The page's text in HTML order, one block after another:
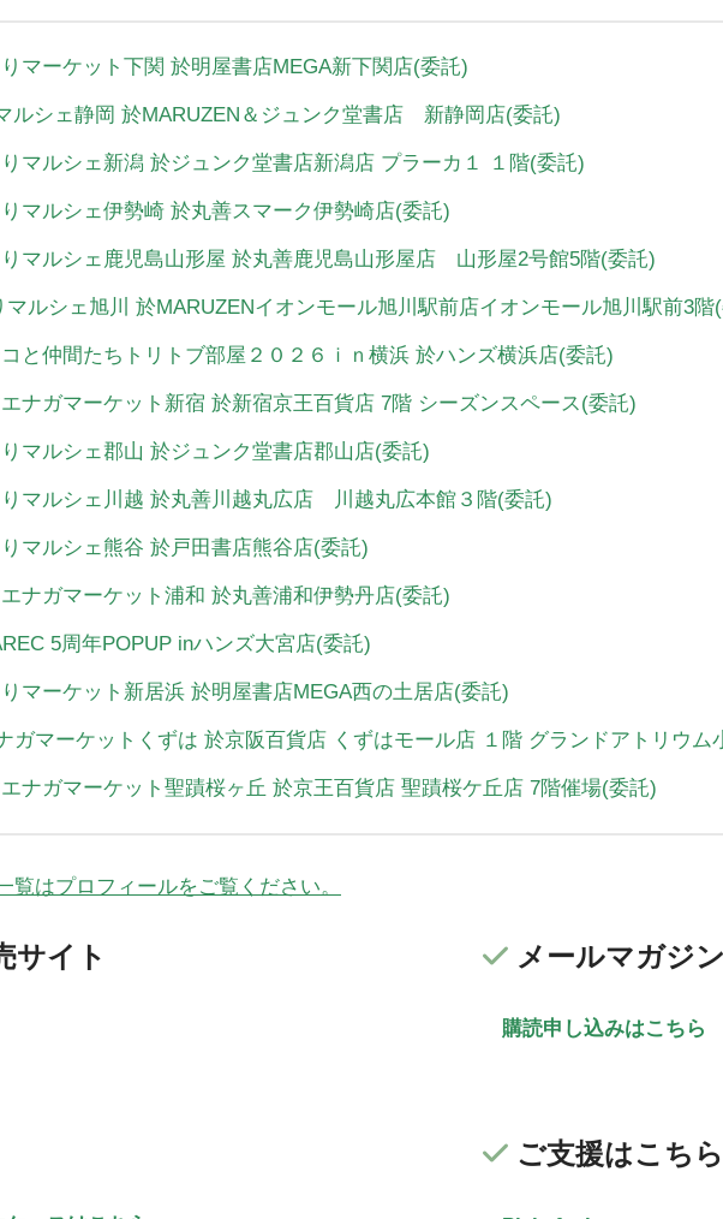
マーケット下関 於明屋書店MEGA新下関店(委託)
ルシェ静岡 於MARUZEN＆ジュンク堂書店 新静岡店(委託)
マルシェ新潟 於ジュンク堂書店新潟店 プラーカ１ １階(委託)
マルシェ伊勢崎 於丸善スマーク伊勢崎店(委託)
りマルシェ鹿児島山形屋 於丸善鹿児島山形屋店 山形屋2号館5階(委託)
マルシェ旭川 於MARUZENイオンモール旭川駅前店イオンモール旭川駅前3階
と仲間たちトリトブ部屋２０２６ｉｎ横浜 於ハンズ横浜店(委託)
ナガマーケット新宿 於新宿京王百貨店 7階 シーズンスペース(委託)
マルシェ郡山 於ジュンク堂書店郡山店(委託)
りマルシェ川越 於丸善川越丸広店 川越丸広本館３階(委託)
マルシェ熊谷 於戸田書店熊谷店(委託)
ナガマーケット浦和 於丸善浦和伊勢丹店(委託)
5周年POPUP inハンズ大宮店(委託)
マーケット新居浜 於明屋書店MEGA西の土居店(委託)
ガマーケットくずは 於京阪百貨店 くずはモール店 １階 グランドアトリウム
ナガマーケット聖蹟桜ヶ丘 於京王百貨店 聖蹟桜ケ丘店 7階催場(委託)
覧はプロフィールをご覧ください。
サイト メールマガジ
購読申し込みはこちら
ご支援はこち